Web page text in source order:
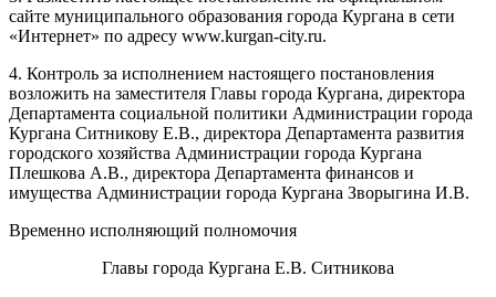
сайте муниципального образования города Кургана в сети
«Интернет» по адресу www.kurgan-city.ru.
4. Контроль за исполнением настоящего постановления
возложить на заместителя Главы города Кургана, директора
Департамента социальной политики Администрации города
Кургана Ситникову Е.В., директора Департамента развития
городского хозяйства Администрации города Кургана
Плешкова А.В., директора Департамента финансов и
имущества Администрации города Кургана Зворыгина И.В.
Временно исполняющий полномочия
Главы города Кургана Е.В. Ситникова